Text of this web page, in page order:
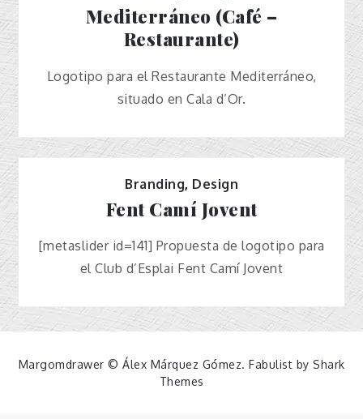
Mediterráneo (Café –
Restaurante)
Logotipo para el Restaurante Mediterráneo,
situado en Cala d’Or.
Branding, Design
Fent Camí Jovent
[metaslider id=141] Propuesta de logotipo para
el Club d’Esplai Fent Camí Jovent
Margomdrawer © Álex Márquez Gómez. Fabulist by Shark
Themes